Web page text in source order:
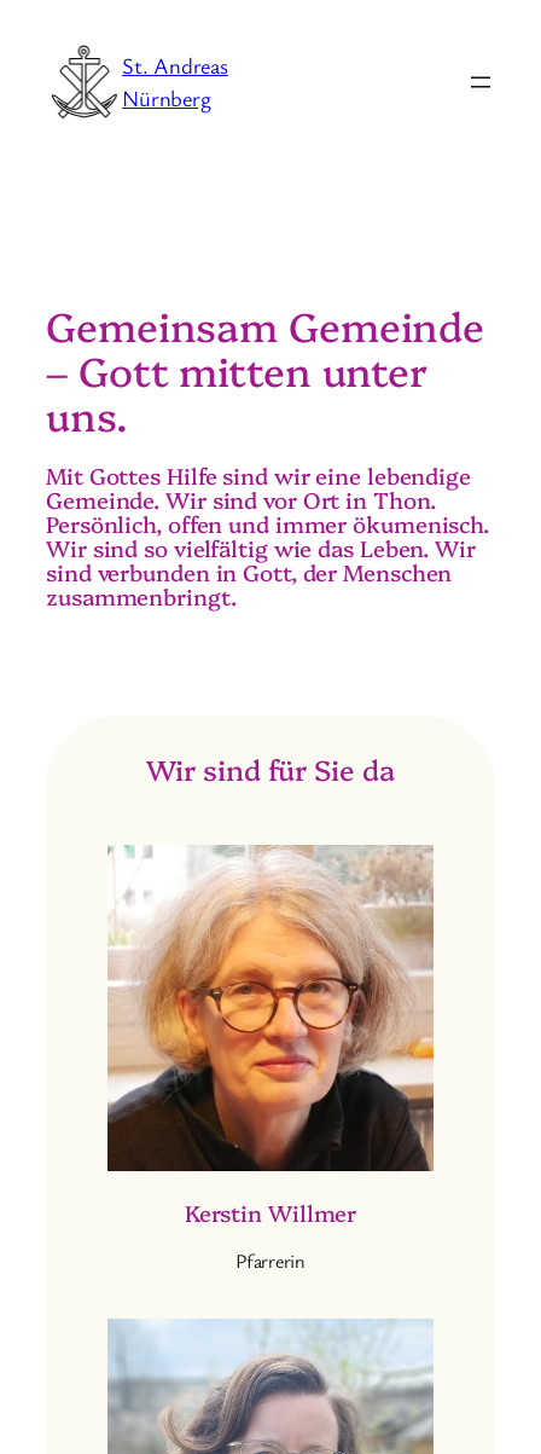
St. Andreas
Nürnberg
Gemeinsam Gemeinde
– Gott mitten unter
uns.
Mit Gottes Hilfe sind wir eine lebendige
Gemeinde. Wir sind vor Ort in Thon.
Persönlich, offen und immer ökumenisch.
Wir sind so vielfältig wie das Leben. Wir
sind verbunden in Gott, der Menschen
zusammenbringt.
Wir sind für Sie da
Kerstin Willmer
Pfarrerin